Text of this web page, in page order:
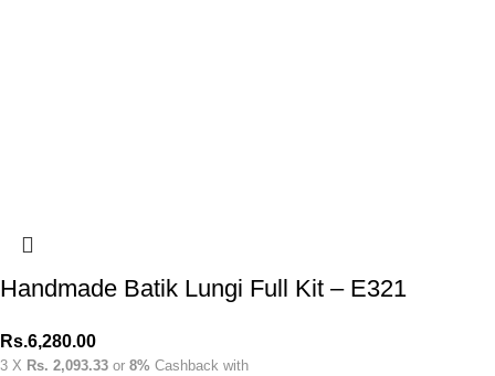
Handmade Batik Lungi Full Kit – E321
Rs.6,280.00
3 X Rs. 2,093.33 or 8% Cashback with